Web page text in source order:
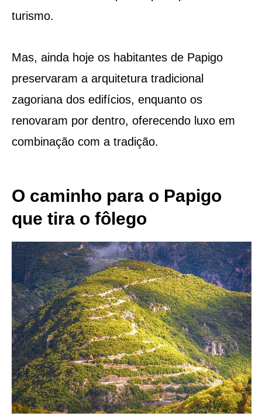
turismo.
Mas, ainda hoje os habitantes de Papigo
preservaram a arquitetura tradicional
zagoriana dos edifícios, enquanto os
renovaram por dentro, oferecendo luxo em
combinação com a tradição.
O caminho para o Papigo
que tira o fôlego